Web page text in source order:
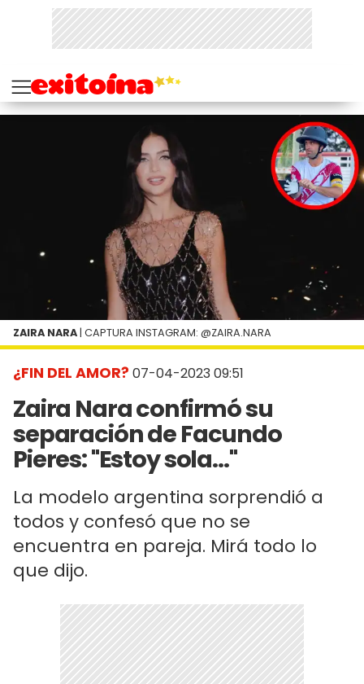
¿FIN DEL AMOR? 07-04-2023 09:51
Zaira Nara confirmó su
separación de Facundo
Pieres: "Estoy sola..."
La modelo argentina sorprendió a
todos y confesó que no se
encuentra en pareja. Mirá todo lo
que dijo.
ZAIRA NARA | CAPTURA INSTAGRAM: @ZAIRA.NARA